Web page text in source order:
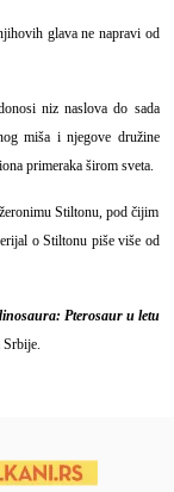
glava ne napravi od
niz naslova do sada
miša i njegove družine
primeraka širom sveta.
Stiltonu, pod čijim
o Stiltonu piše više od
Pterosaur u letu